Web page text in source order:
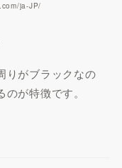
ja-JP/
りがブラックなの
が特徴です。